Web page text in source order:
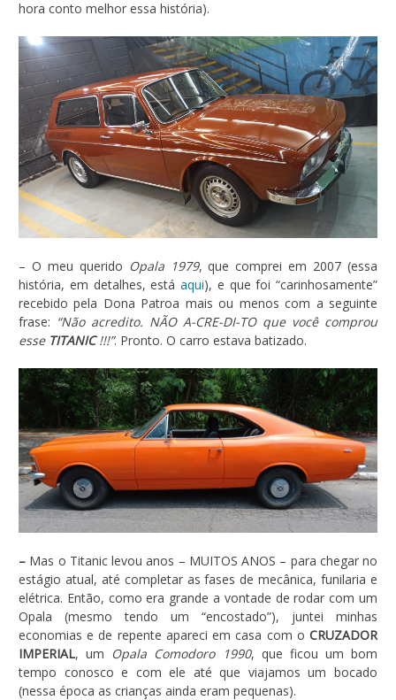
hora conto melhor essa história).
– O meu querido Opala 1979, que comprei em 2007 (essa
história, em detalhes, está aqui), e que foi “carinhosamente”
recebido pela Dona Patroa mais ou menos com a seguinte
frase: “Não acredito. NÃO A-CRE-DI-TO que você comprou
esse TITANIC!!!”. Pronto. O carro estava batizado.
– Mas o Titanic levou anos – MUITOS ANOS – para chegar no
estágio atual, até completar as fases de mecânica, funilaria e
elétrica. Então, como era grande a vontade de rodar com um
Opala (mesmo tendo um “encostado”), juntei minhas
economias e de repente apareci em casa com o CRUZADOR
IMPERIAL, um Opala Comodoro 1990, que ficou um bom
tempo conosco e com ele até que viajamos um bocado
(nessa época as crianças ainda eram pequenas).